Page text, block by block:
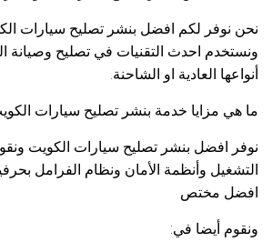
نحن نوفر لكم افضل بنشر تصليح سيارات
ونستخدم احدث التقنيات في تصليح وصيانة
أنواعها العادية او الشاحنة.
ما هي مزايا خدمة بنشر تصليح سيارات
نوفر افضل بنشر تصليح سيارات الكويت
التشغيل وأنظمة الأمان ونظام الفرامل
افضل مختص
ونقوم أيضا في: